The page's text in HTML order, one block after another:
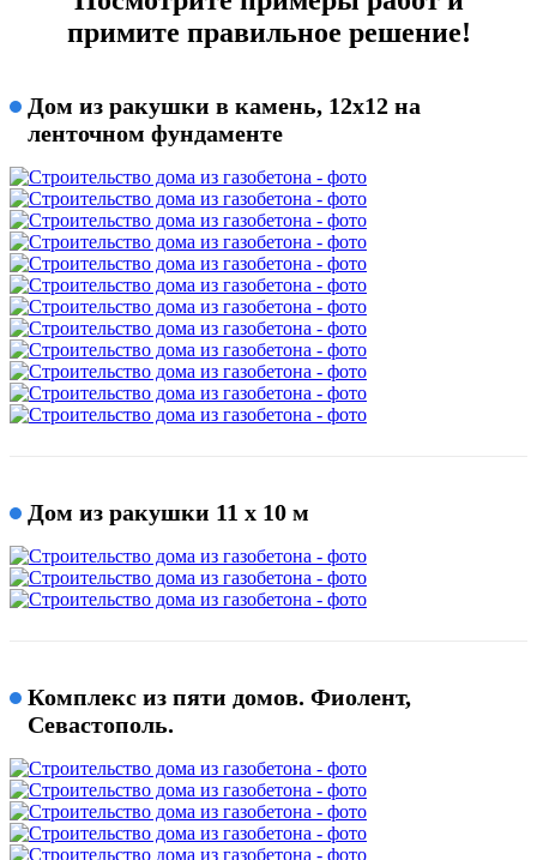
примите правильное решение!
Дом из ракушки в камень, 12x12 на
ленточном фундаменте
Дом из ракушки 11 х 10 м
Комплекс из пяти домов. Фиолент,
Севастополь.